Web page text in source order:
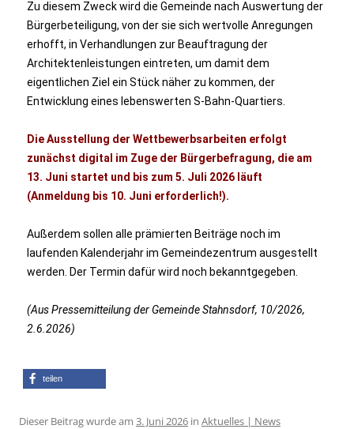
Zu diesem Zweck wird die Gemeinde nach Auswertung der
Bürgerbeteiligung, von der sie sich wertvolle Anregungen
erhofft, in Verhandlungen zur Beauftragung der
Architektenleistungen eintreten, um damit dem
eigentlichen Ziel ein Stück näher zu kommen, der
Entwicklung eines lebenswerten S-Bahn-Quartiers.
Die Ausstellung der Wettbewerbsarbeiten erfolgt
zunächst digital im Zuge der Bürgerbefragung, die am
13. Juni startet und bis zum 5. Juli 2026 läuft
(Anmeldung bis 10. Juni erforderlich!).
Außerdem sollen alle prämierten Beiträge noch im
laufenden Kalenderjahr im Gemeindezentrum ausgestellt
werden. Der Termin dafür wird noch bekanntgegeben.
(Aus Pressemitteilung der Gemeinde Stahnsdorf, 10/2026,
2.6.2026)
teilen
Dieser Beitrag wurde am 3. Juni 2026 in Aktuelles | News